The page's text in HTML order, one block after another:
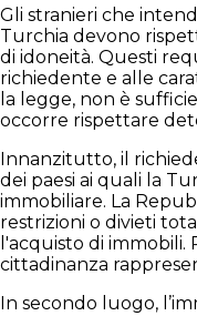
Gli stranieri che
Turchia devono
di idoneità. Questi
richiedente e alle
la legge, non è
occorre rispettare
Innanzitutto, il
dei paesi ai quali la
immobiliare. La
restrizioni o divieti
l'acquisto di
cittadinanza
In secondo luogo,